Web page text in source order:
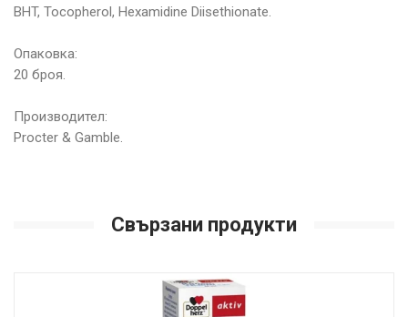
BHT, Tocopherol, Hexamidine Diisethionate.
Опаковка:
20 броя.
Производител:
Procter & Gamble.
Свързани продукти